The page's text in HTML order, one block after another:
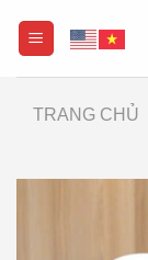
TRANG CHỦ